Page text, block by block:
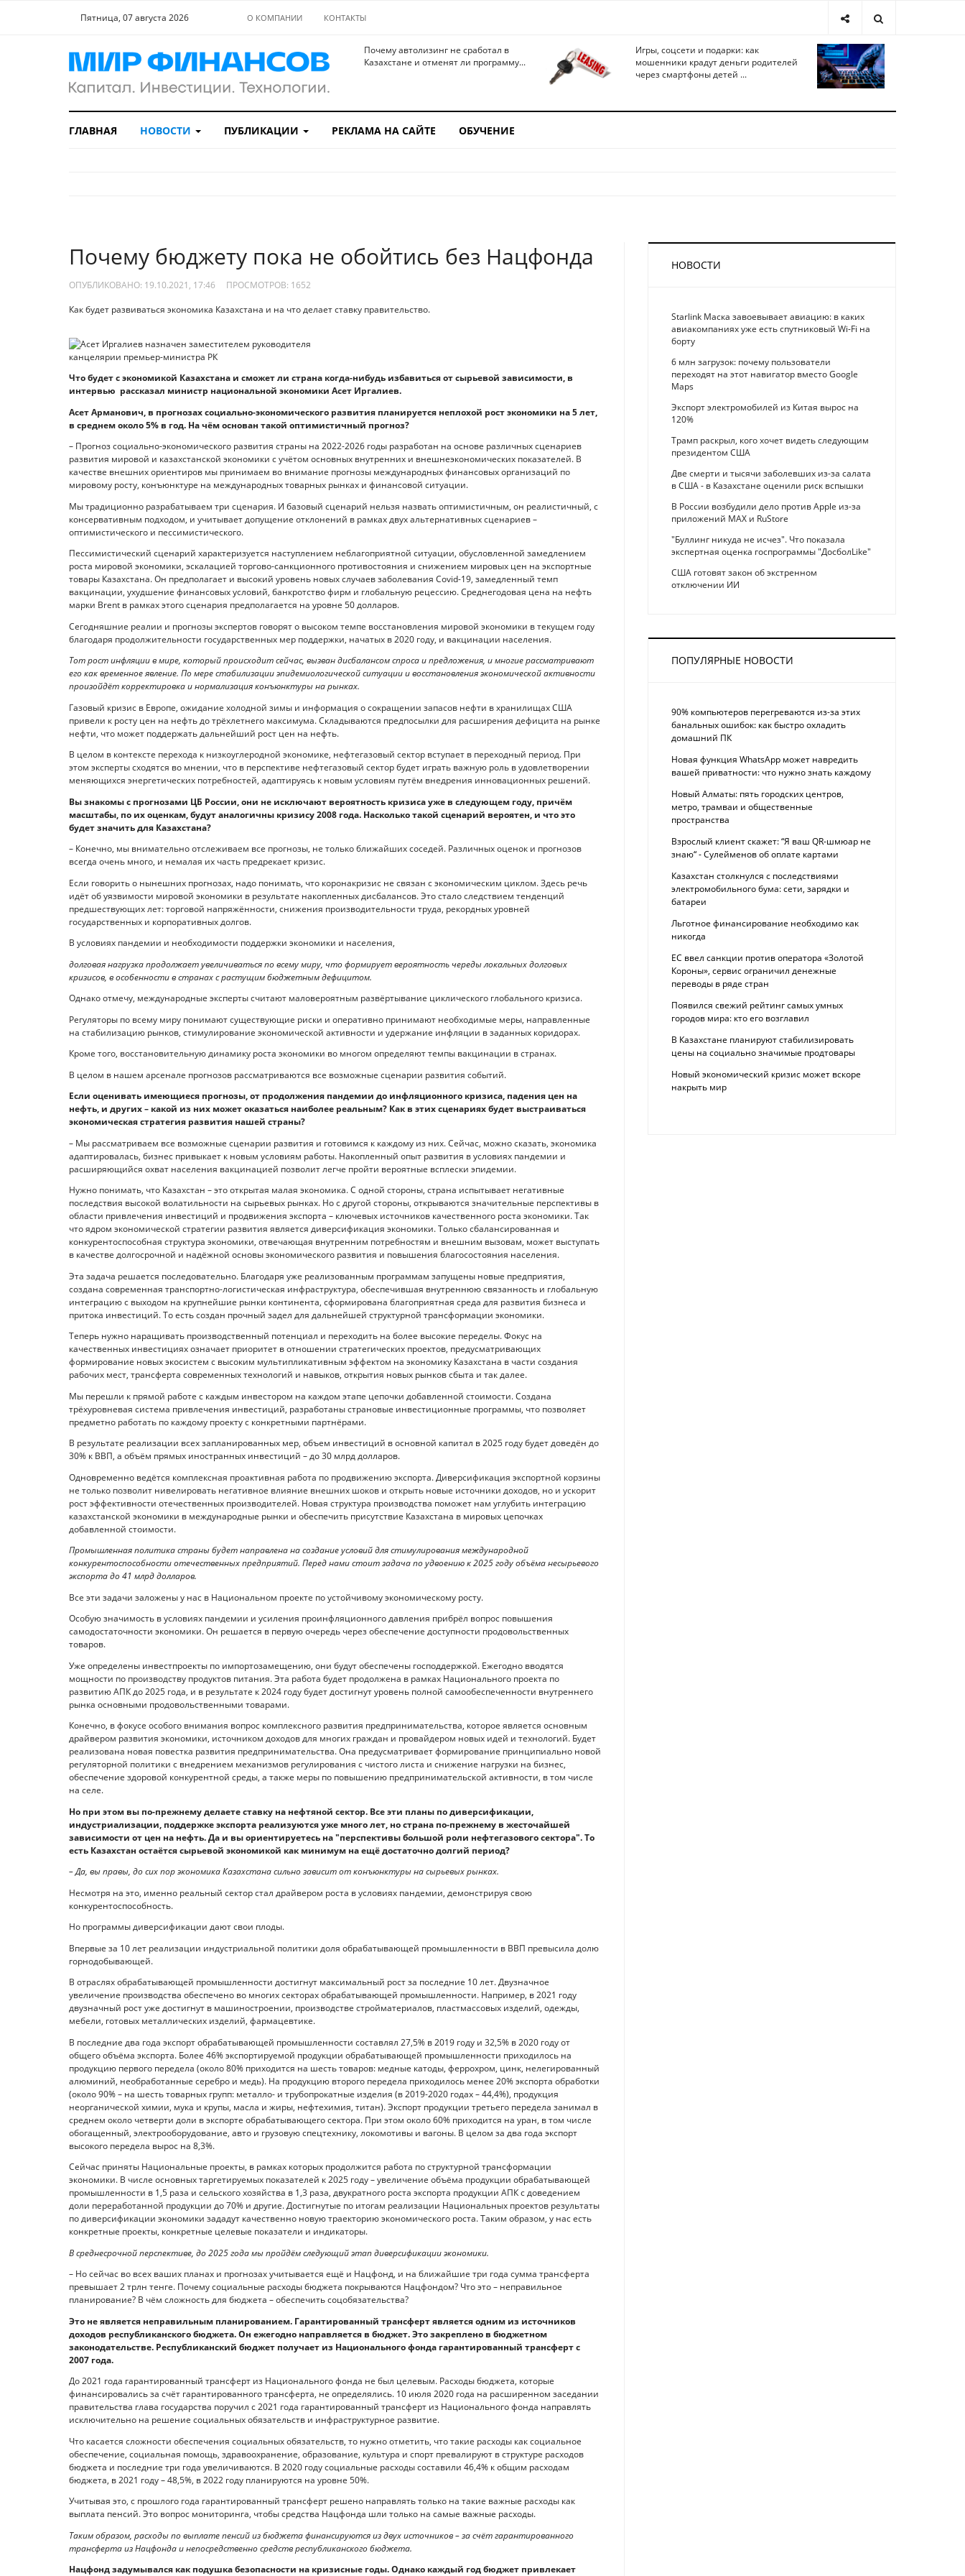
Пятница, 07 августа 2026 О КОМПАНИИ КОНТАКТЫ
Почему автолизинг не сработал в
Казахстане и отменят ли программу...
Игры, соцсети и подарки: как
мошенники крадут деньги родителей
через смартфоны детей ...
ГЛАВНАЯ НОВОСТИ ПУБЛИКАЦИИ РЕКЛАМА НА САЙТЕ ОБУЧЕНИЕ
Почему бюджету пока не обойтись без Нацфонда
ОПУБЛИКОВАНО: 19.10.2021, 17:46 ПРОСМОТРОВ: 1652
Как будет развиваться экономика Казахстана и на что делает ставку правительство.
Что будет с экономикой Казахстана и сможет ли страна когда-нибудь избавиться от сырьевой зависимости, в
интервью рассказал министр национальной экономики Асет Иргалиев.
Асет Арманович, в прогнозах социально-экономического развития планируется неплохой рост экономики на 5 лет,
в среднем около 5% в год. На чём основан такой оптимистичный прогноз?
– Прогноз социально-экономического развития страны на 2022-2026 годы разработан на основе различных сценариев
развития мировой и казахстанской экономики с учётом основных внутренних и внешнеэкономических показателей. В
качестве внешних ориентиров мы принимаем во внимание прогнозы международных финансовых организаций по
мировому росту, конъюнктуре на международных товарных рынках и финансовой ситуации.
Мы традиционно разрабатываем три сценария. И базовый сценарий нельзя назвать оптимистичным, он реалистичный, с
консервативным подходом, и учитывает допущение отклонений в рамках двух альтернативных сценариев –
оптимистического и пессимистического.
Пессимистический сценарий характеризуется наступлением неблагоприятной ситуации, обусловленной замедлением
роста мировой экономики, эскалацией торгово-санкционного противостояния и снижением мировых цен на экспортные
товары Казахстана. Он предполагает и высокий уровень новых случаев заболевания Covid-19, замедленный темп
вакцинации, ухудшение финансовых условий, банкротство фирм и глобальную рецессию. Среднегодовая цена на нефть
марки Brent в рамках этого сценария предполагается на уровне 50 долларов.
Сегодняшние реалии и прогнозы экспертов говорят о высоком темпе восстановления мировой экономики в текущем году
благодаря продолжительности государственных мер поддержки, начатых в 2020 году, и вакцинации населения.
Тот рост инфляции в мире, который происходит сейчас, вызван дисбалансом спроса и предложения, и многие рассматривают
его как временное явление. По мере стабилизации эпидемиологической ситуации и восстановления экономической активности
произойдёт корректировка и нормализация конъюнктуры на рынках.
Газовый кризис в Европе, ожидание холодной зимы и информация о сокращении запасов нефти в хранилищах США
привели к росту цен на нефть до трёхлетнего максимума. Складываются предпосылки для расширения дефицита на рынке
нефти, что может поддержать дальнейший рост цен на нефть.
В целом в контексте перехода к низкоуглеродной экономике, нефтегазовый сектор вступает в переходный период. При
этом эксперты сходятся во мнении, что в перспективе нефтегазовый сектор будет играть важную роль в удовлетворении
меняющихся энергетических потребностей, адаптируясь к новым условиям путём внедрения инновационных решений.
Вы знакомы с прогнозами ЦБ России, они не исключают вероятность кризиса уже в следующем году, причём
масштабы, по их оценкам, будут аналогичны кризису 2008 года. Насколько такой сценарий вероятен, и что это
будет значить для Казахстана?
– Конечно, мы внимательно отслеживаем все прогнозы, не только ближайших соседей. Различных оценок и прогнозов
всегда очень много, и немалая их часть предрекает кризис.
Если говорить о нынешних прогнозах, надо понимать, что коронакризис не связан с экономическим циклом. Здесь речь
идёт об уязвимости мировой экономики в результате накопленных дисбалансов. Это стало следствием тенденций
предшествующих лет: торговой напряжённости, снижения производительности труда, рекордных уровней
государственных и корпоративных долгов.
В условиях пандемии и необходимости поддержки экономики и населения,
долговая нагрузка продолжает увеличиваться по всему миру, что формирует вероятность череды локальных долговых
кризисов, в особенности в странах с растущим бюджетным дефицитом.
Однако отмечу, международные эксперты считают маловероятным развёртывание циклического глобального кризиса.
Регуляторы по всему миру понимают существующие риски и оперативно принимают необходимые меры, направленные
на стабилизацию рынков, стимулирование экономической активности и удержание инфляции в заданных коридорах.
Кроме того, восстановительную динамику роста экономики во многом определяют темпы вакцинации в странах.
В целом в нашем арсенале прогнозов рассматриваются все возможные сценарии развития событий.
Если оценивать имеющиеся прогнозы, от продолжения пандемии до инфляционного кризиса, падения цен на
нефть, и других – какой из них может оказаться наиболее реальным? Как в этих сценариях будет выстраиваться
экономическая стратегия развития нашей страны?
– Мы рассматриваем все возможные сценарии развития и готовимся к каждому из них. Сейчас, можно сказать, экономика
адаптировалась, бизнес привыкает к новым условиям работы. Накопленный опыт развития в условиях пандемии и
расширяющийся охват населения вакцинацией позволит легче пройти вероятные всплески эпидемии.
Нужно понимать, что Казахстан – это открытая малая экономика. С одной стороны, страна испытывает негативные
последствия высокой волатильности на сырьевых рынках. Но с другой стороны, открываются значительные перспективы в
области привлечения инвестиций и продвижения экспорта – ключевых источников качественного роста экономики. Так
что ядром экономической стратегии развития является диверсификация экономики. Только сбалансированная и
конкурентоспособная структура экономики, отвечающая внутренним потребностям и внешним вызовам, может выступать
в качестве долгосрочной и надёжной основы экономического развития и повышения благосостояния населения.
Эта задача решается последовательно. Благодаря уже реализованным программам запущены новые предприятия,
создана современная транспортно-логистическая инфраструктура, обеспечившая внутреннюю связанность и глобальную
интеграцию с выходом на крупнейшие рынки континента, сформирована благоприятная среда для развития бизнеса и
притока инвестиций. То есть создан прочный задел для дальнейшей структурной трансформации экономики.
Теперь нужно наращивать производственный потенциал и переходить на более высокие переделы. Фокус на
качественных инвестициях означает приоритет в отношении стратегических проектов, предусматривающих
формирование новых экосистем с высоким мультипликативным эффектом на экономику Казахстана в части создания
рабочих мест, трансферта современных технологий и навыков, открытия новых рынков сбыта и так далее.
Мы перешли к прямой работе с каждым инвестором на каждом этапе цепочки добавленной стоимости. Создана
трёхуровневая система привлечения инвестиций, разработаны страновые инвестиционные программы, что позволяет
предметно работать по каждому проекту с конкретными партнёрами.
В результате реализации всех запланированных мер, объем инвестиций в основной капитал в 2025 году будет доведён до
30% к ВВП, а объём прямых иностранных инвестиций – до 30 млрд долларов.
Одновременно ведётся комплексная проактивная работа по продвижению экспорта. Диверсификация экспортной корзины
не только позволит нивелировать негативное влияние внешних шоков и открыть новые источники доходов, но и ускорит
рост эффективности отечественных производителей. Новая структура производства поможет нам углубить интеграцию
казахстанской экономики в международные рынки и обеспечить присутствие Казахстана в мировых цепочках
добавленной стоимости.
Промышленная политика страны будет направлена на создание условий для стимулирования международной
конкурентоспособности отечественных предприятий. Перед нами стоит задача по удвоению к 2025 году объёма несырьевого
экспорта до 41 млрд долларов.
Все эти задачи заложены у нас в Национальном проекте по устойчивому экономическому росту.
Особую значимость в условиях пандемии и усиления проинфляционного давления прибрёл вопрос повышения
самодостаточности экономики. Он решается в первую очередь через обеспечение доступности продовольственных
товаров.
Уже определены инвестпроекты по импортозамещению, они будут обеспечены господдержкой. Ежегодно вводятся
мощности по производству продуктов питания. Эта работа будет продолжена в рамках Национального проекта по
развитию АПК до 2025 года, и в результате к 2024 году будет достигнут уровень полной самообеспеченности внутреннего
рынка основными продовольственными товарами.
Конечно, в фокусе особого внимания вопрос комплексного развития предпринимательства, которое является основным
драйвером развития экономики, источником доходов для многих граждан и провайдером новых идей и технологий. Будет
реализована новая повестка развития предпринимательства. Она предусматривает формирование принципиально новой
регуляторной политики с внедрением механизмов регулирования с чистого листа и снижение нагрузки на бизнес,
обеспечение здоровой конкурентной среды, а также меры по повышению предпринимательской активности, в том числе
на селе.
Но при этом вы по-прежнему делаете ставку на нефтяной сектор. Все эти планы по диверсификации,
индустриализации, поддержке экспорта реализуются уже много лет, но страна по-прежнему в жесточайшей
зависимости от цен на нефть. Да и вы ориентируетесь на "перспективы большой роли нефтегазового сектора". То
есть Казахстан остаётся сырьевой экономикой как минимум на ещё достаточно долгий период?
– Да, вы правы, до сих пор экономика Казахстана сильно зависит от конъюнктуры на сырьевых рынках.
Несмотря на это, именно реальный сектор стал драйвером роста в условиях пандемии, демонстрируя свою
конкурентоспособность.
Но программы диверсификации дают свои плоды.
Впервые за 10 лет реализации индустриальной политики доля обрабатывающей промышленности в ВВП превысила долю
горнодобывающей.
В отраслях обрабатывающей промышленности достигнут максимальный рост за последние 10 лет. Двузначное
увеличение производства обеспечено во многих секторах обрабатывающей промышленности. Например, в 2021 году
двузначный рост уже достигнут в машиностроении, производстве стройматериалов, пластмассовых изделий, одежды,
мебели, готовых металлических изделий, фармацевтике.
В последние два года экспорт обрабатывающей промышленности составлял 27,5% в 2019 году и 32,5% в 2020 году от
общего объёма экспорта. Более 46% экспортируемой продукции обрабатывающей промышленности приходилось на
продукцию первого передела (около 80% приходится на шесть товаров: медные катоды, феррохром, цинк, нелегированный
алюминий, необработанные серебро и медь). На продукцию второго передела приходилось менее 20% экспорта обработки
(около 90% – на шесть товарных групп: металло- и трубопрокатные изделия (в 2019-2020 годах – 44,4%), продукция
неорганической химии, мука и крупы, масла и жиры, нефтехимия, титан). Экспорт продукции третьего передела занимал в
среднем около четверти доли в экспорте обрабатывающего сектора. При этом около 60% приходится на уран, в том числе
обогащенный, электрооборудование, авто и грузовую спецтехнику, локомотивы и вагоны. В целом за два года экспорт
высокого передела вырос на 8,3%.
Сейчас приняты Национальные проекты, в рамках которых продолжится работа по структурной трансформации
экономики. В числе основных таргетируемых показателей к 2025 году – увеличение объёма продукции обрабатывающей
промышленности в 1,5 раза и сельского хозяйства в 1,3 раза, двукратного роста экспорта продукции АПК с доведением
доли переработанной продукции до 70% и другие. Достигнутые по итогам реализации Национальных проектов результаты
по диверсификации экономики зададут качественно новую траекторию экономического роста. Таким образом, у нас есть
конкретные проекты, конкретные целевые показатели и индикаторы.
В среднесрочной перспективе, до 2025 года мы пройдём следующий этап диверсификации экономики.
– Но сейчас во всех ваших планах и прогнозах учитывается ещё и Нацфонд, и на ближайшие три года сумма трансферта
превышает 2 трлн тенге. Почему социальные расходы бюджета покрываются Нацфондом? Что это – неправильное
планирование? В чём сложность для бюджета – обеспечить соцобязательства?
Это не является неправильным планированием. Гарантированный трансферт является одним из источников
доходов республиканского бюджета. Он ежегодно направляется в бюджет. Это закреплено в бюджетном
законодательстве. Республиканский бюджет получает из Национального фонда гарантированный трансферт с
2007 года.
До 2021 года гарантированный трансферт из Национального фонда не был целевым. Расходы бюджета, которые
финансировались за счёт гарантированного трансферта, не определялись. 10 июля 2020 года на расширенном заседании
правительства глава государства поручил с 2021 года гарантированный трансферт из Национального фонда направлять
исключительно на решение социальных обязательств и инфраструктурное развитие.
Что касается сложности обеспечения социальных обязательств, то нужно отметить, что такие расходы как социальное
обеспечение, социальная помощь, здравоохранение, образование, культура и спорт превалируют в структуре расходов
бюджета и последние три года увеличиваются. В 2020 году социальные расходы составили 46,4% к общим расходам
бюджета, в 2021 году – 48,5%, в 2022 году планируются на уровне 50%.
Учитывая это, с прошлого года гарантированный трансферт решено направлять только на такие важные расходы как
выплата пенсий. Это вопрос мониторинга, чтобы средства Нацфонда шли только на самые важные расходы.
Таким образом, расходы по выплате пенсий из бюджета финансируются из двух источников – за счёт гарантированного
трансферта из Нацфонда и непосредственно средств республиканского бюджета.
Нацфонд задумывался как подушка безопасности на кризисные годы. Однако каждый год бюджет привлекает
НОВОСТИ
Starlink Маска завоевывает авиацию: в каких
авиакомпаниях уже есть спутниковый Wi-Fi на
борту
6 млн загрузок: почему пользователи
переходят на этот навигатор вместо Google
Maps
Экспорт электромобилей из Китая вырос на
120%
Трамп раскрыл, кого хочет видеть следующим
президентом США
Две смерти и тысячи заболевших из-за салата
в США - в Казахстане оценили риск вспышки
В России возбудили дело против Apple из-за
приложений MAX и RuStore
"Буллинг никуда не исчез". Что показала
экспертная оценка госпрограммы "ДосболLike"
США готовят закон об экстренном
отключении ИИ
ПОПУЛЯРНЫЕ НОВОСТИ
90% компьютеров перегреваются из-за этих
банальных ошибок: как быстро охладить
домашний ПК
Новая функция WhatsApp может навредить
вашей приватности: что нужно знать каждому
Новый Алматы: пять городских центров,
метро, трамваи и общественные
пространства
Взрослый клиент скажет: “Я ваш QR-шмюар не
знаю“ - Сулейменов об оплате картами
Казахстан столкнулся с последствиями
электромобильного бума: сети, зарядки и
батареи
Льготное финансирование необходимо как
никогда
ЕС ввел санкции против оператора «Золотой
Короны», сервис ограничил денежные
переводы в ряде стран
Появился свежий рейтинг самых умных
городов мира: кто его возглавил
В Казахстане планируют стабилизировать
цены на социально значимые продтовары
Новый экономический кризис может вскоре
накрыть мир